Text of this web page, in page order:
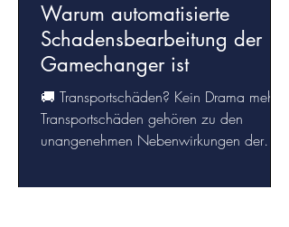
Warum automatisierte
Schadensbearbeitung der
Gamechanger ist
🚚 Transportschäden? Kein Drama mehr!
Transportschäden gehören zu den
unangenehmen Nebenwirkungen der